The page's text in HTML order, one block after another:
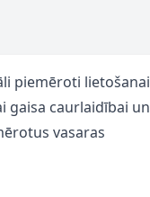
piemēroti lietošanai
gaisa caurlaidībai un
vasaras